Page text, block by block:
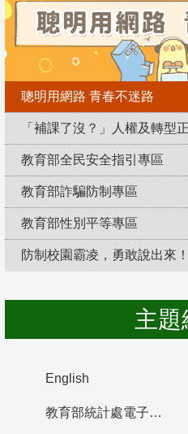
聰明用網路 青春不迷路
「補課了沒？」人權及轉型
教育部全民安全指引專區
教育部詐騙防制專區
教育部性別平等專區
防制校園霸凌，勇敢說出來！
主題
English
教育部統計處電子書櫃